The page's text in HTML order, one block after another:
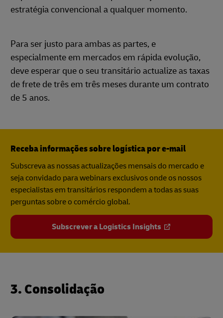
estratégia convencional a qualquer momento.
Para ser justo para ambas as partes, e
especialmente em mercados em rápida evolução,
deve esperar que o seu transitário actualize as taxas
de frete de três em três meses durante um contrato
de 5 anos.
Receba informações sobre logística por e-mail
Subscreva as nossas actualizações mensais do mercado e
seja convidado para webinars exclusivos onde os nossos
especialistas em transitários respondem a todas as suas
perguntas sobre o comércio global.
Subscrever a Logistics Insights
3. Consolidação